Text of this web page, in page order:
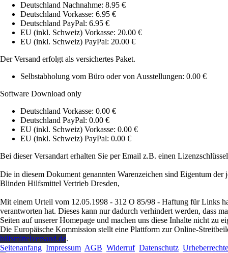
Deutschland Nachnahme: 8.95 €
Deutschland Vorkasse: 6.95 €
Deutschland PayPal: 6.95 €
EU (inkl. Schweiz) Vorkasse: 20.00 €
EU (inkl. Schweiz) PayPal: 20.00 €
Der Versand erfolgt als versichertes Paket.
Selbstabholung vom Büro oder von Ausstellungen: 0.00 €
Software Download only
Deutschland Vorkasse: 0.00 €
Deutschland PayPal: 0.00 €
EU (inkl. Schweiz) Vorkasse: 0.00 €
EU (inkl. Schweiz) PayPal: 0.00 €
Bei dieser Versandart erhalten Sie per Email z.B. einen
Die in diesem Dokument genannten Warenzeichen sind Eigentum
Blinden Hilfsmittel Vertrieb Dresden,
Mit einem Urteil vom 12.05.1998 - 312 O 85/98 - Haftung für Links
verantworten hat. Dieses kann nur dadurch verhindert werden, dass
Seiten auf unserer Homepage und machen uns diese Inhalte nicht
Die Europäische Kommission stellt eine Plattform zur Online-
hilfsmittelversand.de.
Seitenanfang Impressum AGB Widerruf Datenschutz Urheberrechte